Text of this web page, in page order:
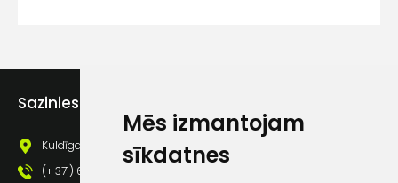
Mēs izmantojam
sīkdatnes
Sazinies ar mums
Kuldīgas iela 69a, Saldus, Saldus nov., LV - 3801
(+ 371) 63 881 186
pastā